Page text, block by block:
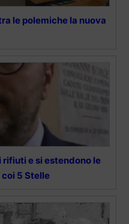
le polemiche la nuova
e si estendono le
5 Stelle